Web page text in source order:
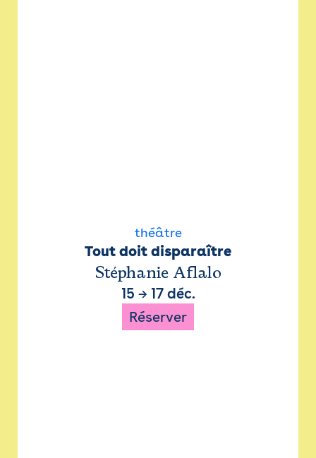
théâtre
Tout doit disparaître
Stéphanie Aflalo
15 → 17 déc.
Réserver